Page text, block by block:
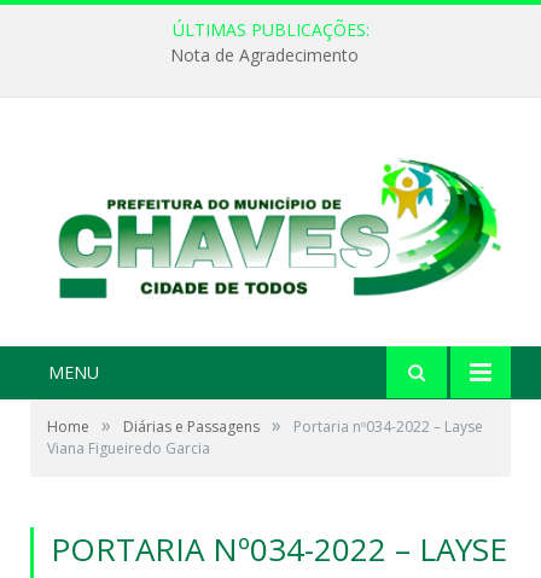
ÚLTIMAS PUBLICAÇÕES:
Nota de Agradecimento
MENU
Home » Diárias e Passagens »
Portaria nº034-2022 – Layse
Viana Figueiredo Garcia
PORTARIA Nº034-2022 – LAYSE